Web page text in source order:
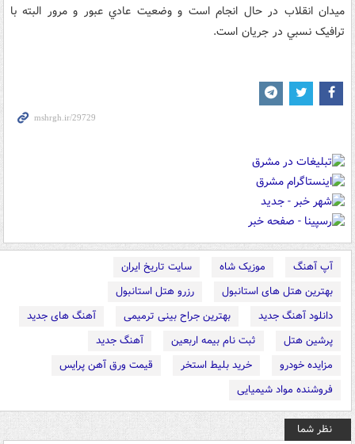
ميدان انقلاب در حال انجام است و وضعيت عادي عبور و مرور البته با
ترافيک نسبي در جريان است.
آپ آهنگ موزیک شاه
سایت تاریخ ایران
بهترین هتل های استانبول
رزرو هتل استانبول
دانلود آهنگ جدید
بهترین جراح بینی ترمیمی
آهنگ های جدید
پرشین هتل
ثبت نام بیمه اربعین
آهنگ جدید
مزایده خودرو
خرید بلیط استخر
قیمت ورق آهن پرایس
فروشنده مواد شیمیایی
نظر شما